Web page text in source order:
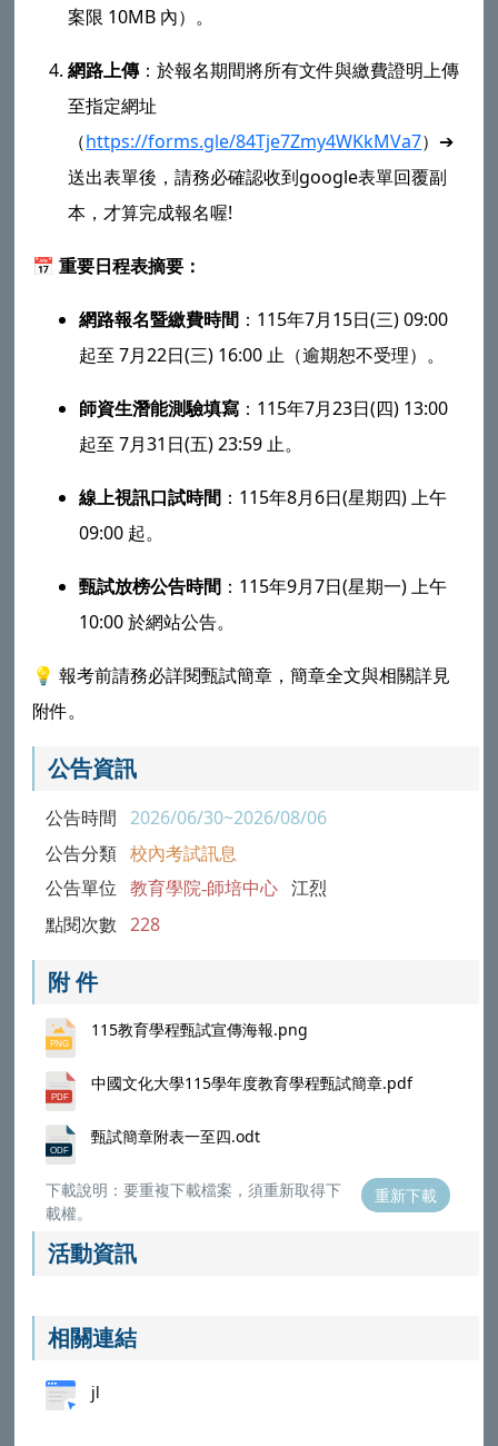
案限 10MB 內）。
網路上傳：於報名期間將所有文件與繳費證明上傳
至指定網址
（https://forms.gle/84Tje7Zmy4WKkMVa7）➔
送出表單後，請務必確認收到google表單回覆副
本，才算完成報名喔!
📅 重要日程表摘要：
網路報名暨繳費時間 ：115年7月15日(三) 09:00
起至 7月22日(三) 16:00 止（逾期恕不受理）。
師資生潛能測驗填寫 ：115年7月23日(四) 13:00
起至 7月31日(五) 23:59 止。
線上視訊口試時間 ：115年8月6日(星期四) 上午
09:00 起。
甄試放榜公告時間 ：115年9月7日(星期一) 上午
10:00 於網站公告。
💡 報考前請務必詳閱甄試簡章，簡章全文與相關詳見
附件。
公告資訊
公告時間 2026/06/30~2026/08/06
公告分類 校內考試訊息
公告單位 教育學院-師培中心 江烈
點閱次數 228
附 件
115教育學程甄試宣傳海報.png
中國文化大學115學年度教育學程甄試簡章.pdf
甄試簡章附表一至四.odt
下載說明：要重複下載檔案，須重新取得下
載權。
重新下載
活動資訊
相關連結
jl